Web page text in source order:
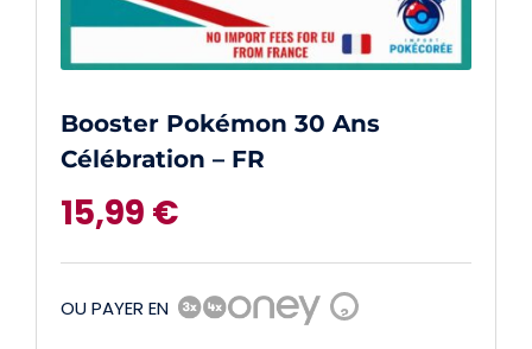
Booster Pokémon 30 Ans
Célébration – FR
15,99 €
OU PAYER EN ?